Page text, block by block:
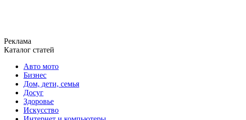
Реклама
Каталог статей
Авто мото
Бизнес
Дом, дети, семья
Досуг
Здоровье
Искусство